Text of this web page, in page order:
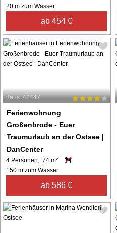
20 m zum Wasser.
ab 454 €
Haus: 42447
Ferienwohnung
Großenbrode - Euer
Traumurlaub an der Ostsee |
DanCenter
4 Personen, 74 m²
150 m zum Wasser.
ab 586 €